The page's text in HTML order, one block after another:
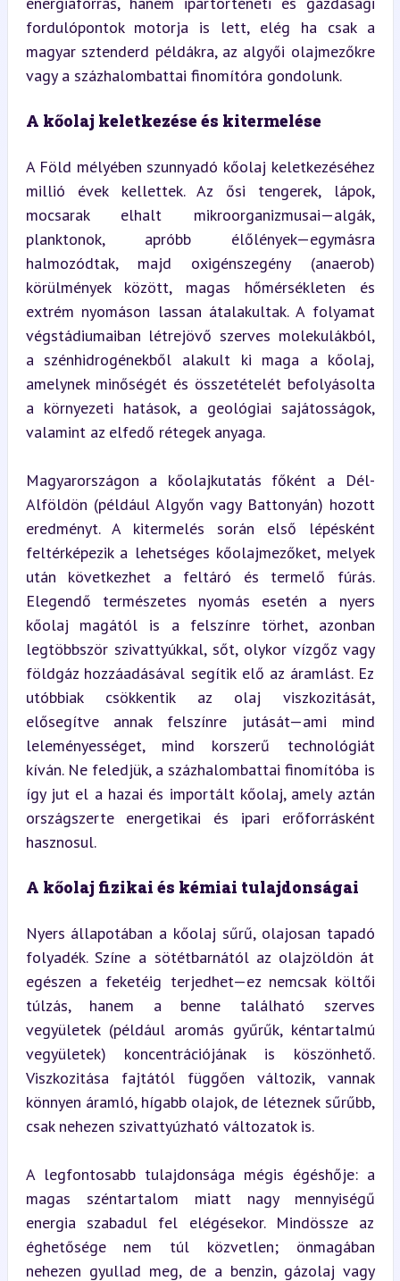
fordulópontok motorja is lett, elég ha csak a
magyar sztenderd példákra, az algyői olajmezőkre
vagy a százhalombattai finomítóra gondolunk.
A kőolaj keletkezése és kitermelése
A Föld mélyében szunnyadó kőolaj keletkezéséhez
millió évek kellettek. Az ősi tengerek, lápok,
mocsarak elhalt mikroorganizmusai—algák,
planktonok, apróbb élőlények—egymásra
halmozódtak, majd oxigénszegény (anaerob)
körülmények között, magas hőmérsékleten és
extrém nyomáson lassan átalakultak. A folyamat
végstádiumaiban létrejövő szerves molekulákból,
a szénhidrogénekből alakult ki maga a kőolaj,
amelynek minőségét és összetételét befolyásolta
a környezeti hatások, a geológiai sajátosságok,
valamint az elfedő rétegek anyaga.
Magyarországon a kőolajkutatás főként a Dél-
Alföldön (például Algyőn vagy Battonyán) hozott
eredményt. A kitermelés során első lépésként
feltérképezik a lehetséges kőolajmezőket, melyek
után következhet a feltáró és termelő fúrás.
Elegendő természetes nyomás esetén a nyers
kőolaj magától is a felszínre törhet, azonban
legtöbbször szivattyúkkal, sőt, olykor vízgőz vagy
földgáz hozzáadásával segítik elő az áramlást. Ez
utóbbiak csökkentik az olaj viszkozitását,
elősegítve annak felszínre jutását—ami mind
leleményességet, mind korszerű technológiát
kíván. Ne feledjük, a százhalombattai finomítóba is
így jut el a hazai és importált kőolaj, amely aztán
országszerte energetikai és ipari erőforrásként
hasznosul.
A kőolaj fizikai és kémiai tulajdonságai
Nyers állapotában a kőolaj sűrű, olajosan tapadó
folyadék. Színe a sötétbarnától az olajzöldön át
egészen a feketéig terjedhet—ez nemcsak költői
túlzás, hanem a benne található szerves
vegyületek (például aromás gyűrűk, kéntartalmú
vegyületek) koncentrációjának is köszönhető.
Viszkozitása fajtától függően változik, vannak
könnyen áramló, hígabb olajok, de léteznek sűrűbb,
csak nehezen szivattyúzható változatok is.
A legfontosabb tulajdonsága mégis égéshője: a
magas széntartalom miatt nagy mennyiségű
energia szabadul fel elégésekor. Mindössze az
éghetősége nem túl közvetlen; önmagában
nehezen gyullad meg, de a benzin, gázolaj vagy